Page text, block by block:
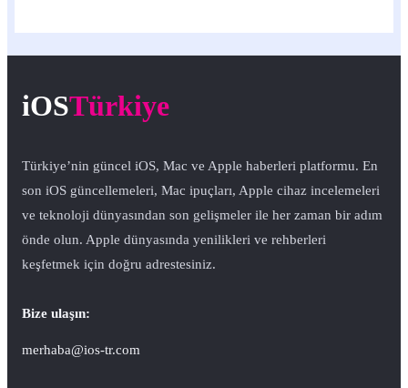
iOSTürkiye
Türkiye’nin güncel iOS, Mac ve Apple haberleri platformu. En
son iOS güncellemeleri, Mac ipuçları, Apple cihaz incelemeleri
ve teknoloji dünyasından son gelişmeler ile her zaman bir adım
önde olun. Apple dünyasında yenilikleri ve rehberleri
keşfetmek için doğru adrestesiniz.
Bize ulaşın:
merhaba@ios-tr.com